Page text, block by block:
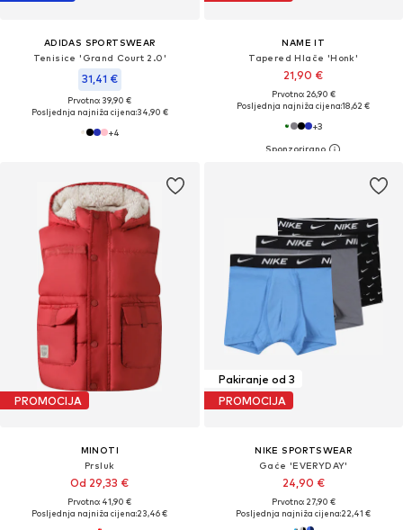
ADIDAS SPORTSWEAR
Tenisice 'Grand Court 2.0'
31,41 €
Prvotno: 39,90 €
Posljednja najniža cijena:34,90 €
+4
NAME IT
Tapered Hlače 'Honk'
21,90 €
Prvotno: 26,90 €
Posljednja najniža cijena:18,62 €
+3
PROMOCIJA
MINOTI
Prsluk
Od 29,33 €
Prvotno: 41,90 €
Posljednja najniža cijena:23,46 €
Pakiranje od 3
PROMOCIJA
NIKE SPORTSWEAR
Gaće 'EVERYDAY'
24,90 €
Prvotno: 27,90 €
Posljednja najniža cijena:22,41 €